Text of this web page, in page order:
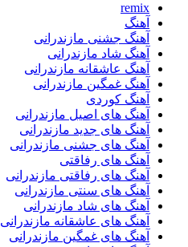
remix
آهنگ
آهنگ جشنی مازندرانی
آهنگ شاد مازندرانی
آهنگ عاشقانه مازندرانی
آهنگ غمگین مازندرانی
آهنگ کوردی
آهنگ های اصیل مازندرانی
آهنگ های جدید مازندرانی
آهنگ های جشنی مازندرانی
آهنگ های رفاقتی
آهنگ های رفاقتی مازندرانی
آهنگ های سنتی مازندرانی
آهنگ های شاد مازندرانی
آهنگ های عاشقانه مازندرانی
آهنگ های غمگین مازندرانی